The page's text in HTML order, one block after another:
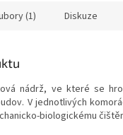
(1) Diskuze
nádrž, ve které se
V jednotlivých
biologickému